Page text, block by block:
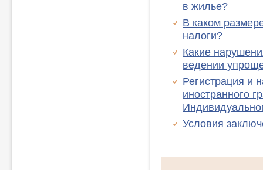
в жилье?
В каком
налоги?
Какие
ведении
Регистрация и
иностранного
Условия